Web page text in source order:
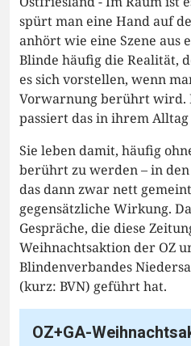
spürt man eine Hand auf
anhört wie eine Szene
Blinde häufig die Realität,
es sich vorstellen, wenn
Vorwarnung berührt wird.
passiert das in ihrem Alltag
Sie leben damit, häufig
berührt zu werden – in
das dann zwar nett
gegensätzliche Wirkung.
Gespräche, die diese
Weihnachtsaktion der OZ
Blindenverbandes
(kurz: BVN) geführt hat.
OZ+GA-